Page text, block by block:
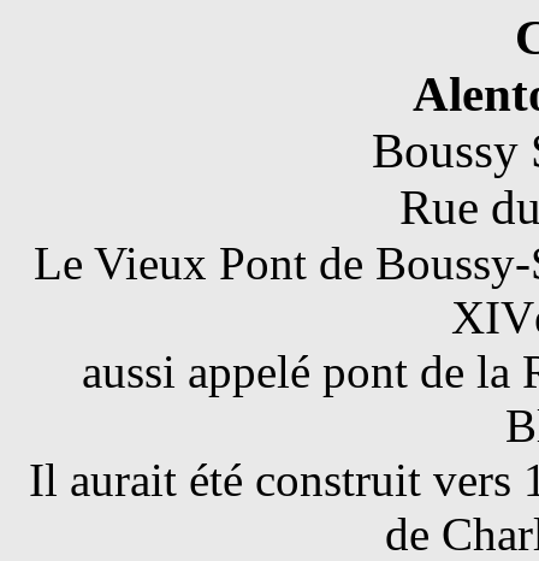
Boussy
Rue
Le Vieux Pont de
aussi appelé pont de la
Il aurait été construit vers
de